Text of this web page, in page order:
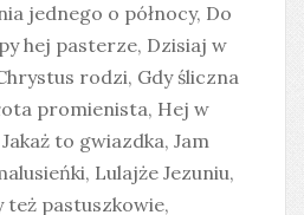
jednego o północy, Do
hej pasterze, Dzisiaj w
rodzi, Gdy śliczna
promienista, Hej w
to gwiazdka, Jam
Lulajże Jezuniu,
też pastuszkowie,